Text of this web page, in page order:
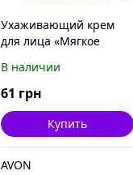
Ухаживающий крем
для лица «Мягкое
экстрактом ромашки
Avon, Эйвон, Ейвон,
100 мл
В наличии
61 грн
Купить
AVON